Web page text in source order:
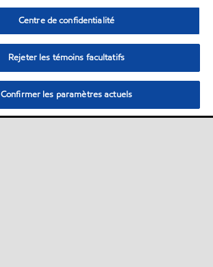
Centre de confidentialité
Rejeter les témoins facultatifs
Confirmer les paramètres actuels